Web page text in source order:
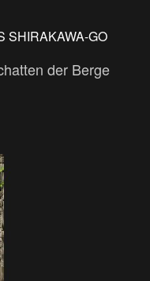
SHIRAKAWA-GO
der Berge